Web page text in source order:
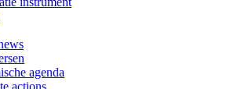
agenda
actions